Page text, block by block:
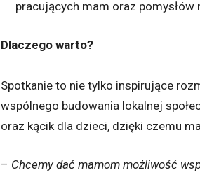
pracujących mam oraz
Dlaczego warto?
Spotkanie to nie tylko inspirujące
wspólnego budowania lokalnej
oraz kącik dla dzieci, dzięki czemu
– Chcemy dać mamom możliwość